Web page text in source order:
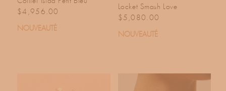
Prix habituel
$4,956.00
NOUVEAUTÉ
Locket Smash Love
Prix habituel
$5,080.00
NOUVEAUTÉ